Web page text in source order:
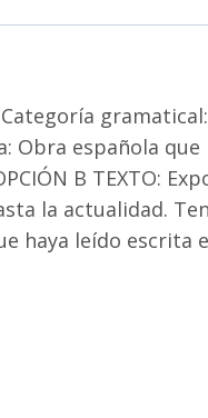
Categoría
Obra española
B TEXTO:
la actualidad.
haya leído escrita